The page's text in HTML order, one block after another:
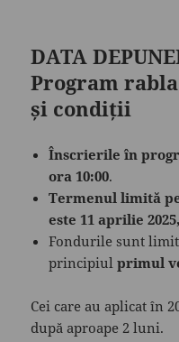
DATA
Program
și condiții
Înscrierile în
ora 10:00.
Termenul limită
este 11 aprilie
Fondurile sunt
principiulprimul
Cei care au aplicat în
după aproape 2 luni.